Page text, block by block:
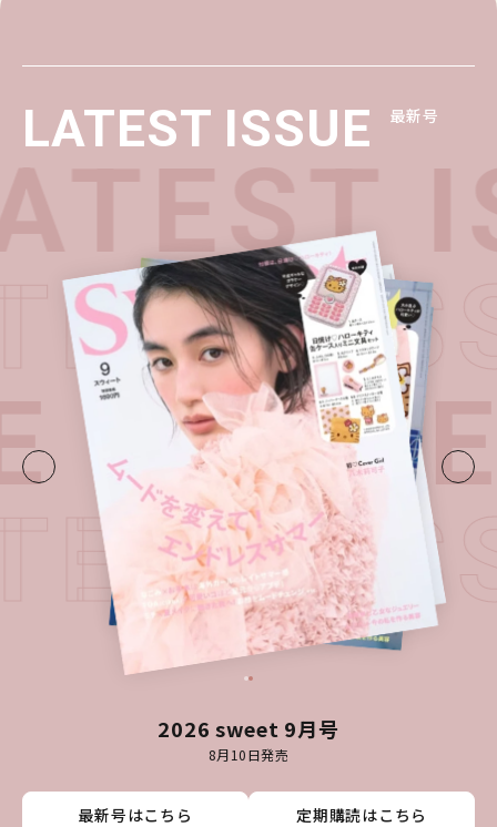
LATEST ISSUE 最新号
2026 sweet 9月号
8月10日発売
最新号はこちら 定期購読はこちら
最新号はこちら 定期購読はこちら
最新号はこちら 定期購読はこちら
最新号はこちら 定期購読はこちら